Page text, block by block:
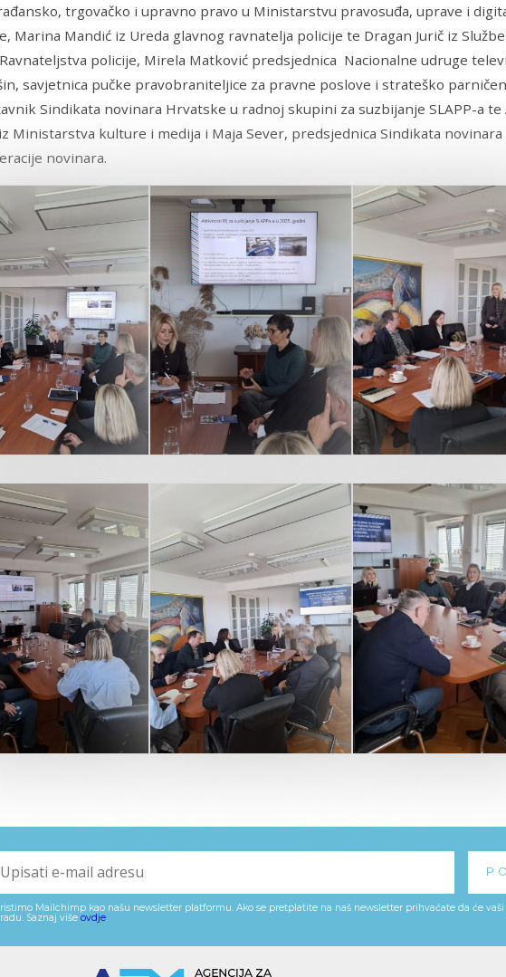
trgovačko i upravno pravo u Ministarstvu pravosuđa, uprave i
Marina Mandić iz Ureda glavnog ravnatelja policije te Dragan Jurič iz
policije, Mirela Matković predsjednica Nacionalne udruge
savjetnica pučke pravobraniteljice za pravne poslove i strateško
Sindikata novinara Hrvatske u radnoj skupini za suzbijanje SLAPP-a te
Ministarstva kulture i medija i Maja Sever, predsjednica Sindikata
novinara.
Mailchimp kao našu newsletter platformu. Ako se pretplatite na naš newsletter prihvaćate da će
Saznaj više ovdje.